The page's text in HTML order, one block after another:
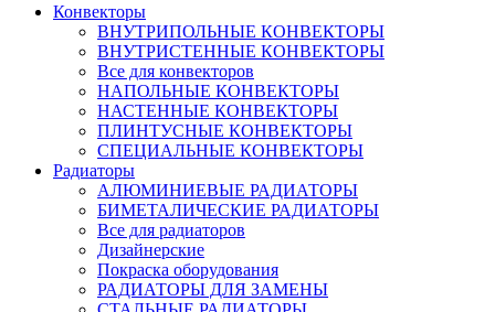
Конвекторы
ВНУТРИПОЛЬНЫЕ КОНВЕКТОРЫ
ВНУТРИСТЕННЫЕ КОНВЕКТОРЫ
Все для конвекторов
НАПОЛЬНЫЕ КОНВЕКТОРЫ
НАСТЕННЫЕ КОНВЕКТОРЫ
ПЛИНТУСНЫЕ КОНВЕКТОРЫ
СПЕЦИАЛЬНЫЕ КОНВЕКТОРЫ
Радиаторы
АЛЮМИНИЕВЫЕ РАДИАТОРЫ
БИМЕТАЛИЧЕСКИЕ РАДИАТОРЫ
Все для радиаторов
Дизайнерские
Покраска оборудования
РАДИАТОРЫ ДЛЯ ЗАМЕНЫ